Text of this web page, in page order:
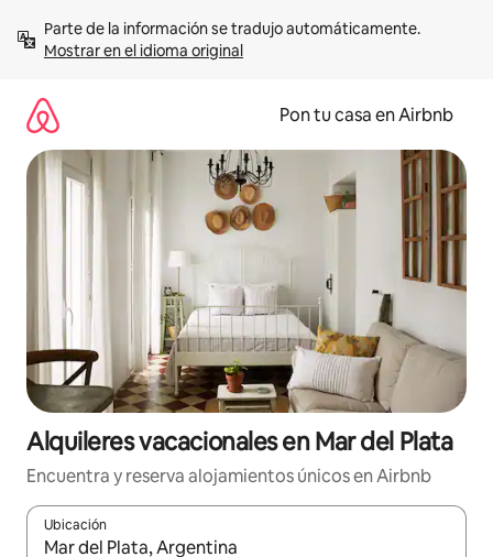
contenidoMostrar en el idioma original
Pon tu casa en Airbnb
Alquileres vacacionales en Mar del Plata
Encuentra y reserva alojamientos únicos en Airbnb
Ubicación
Cuando los resultados estén disponibles, navega con las